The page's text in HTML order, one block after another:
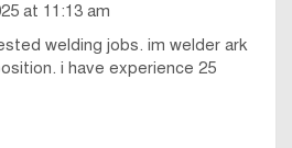
at 11:13 am
welding jobs. im welder ark
i have experience 25